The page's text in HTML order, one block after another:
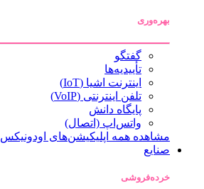
بهره‌وری
گفتگو
تأییدیه‌ها
اینترنت اشیا (IoT)
تلفن اینترنتی (VoIP)
پایگاه دانش
واتس‌اپ (اتصال)
مشاهده همه اپلیکیشن‌های اودونیکس
صنایع
خرده‌فروشی